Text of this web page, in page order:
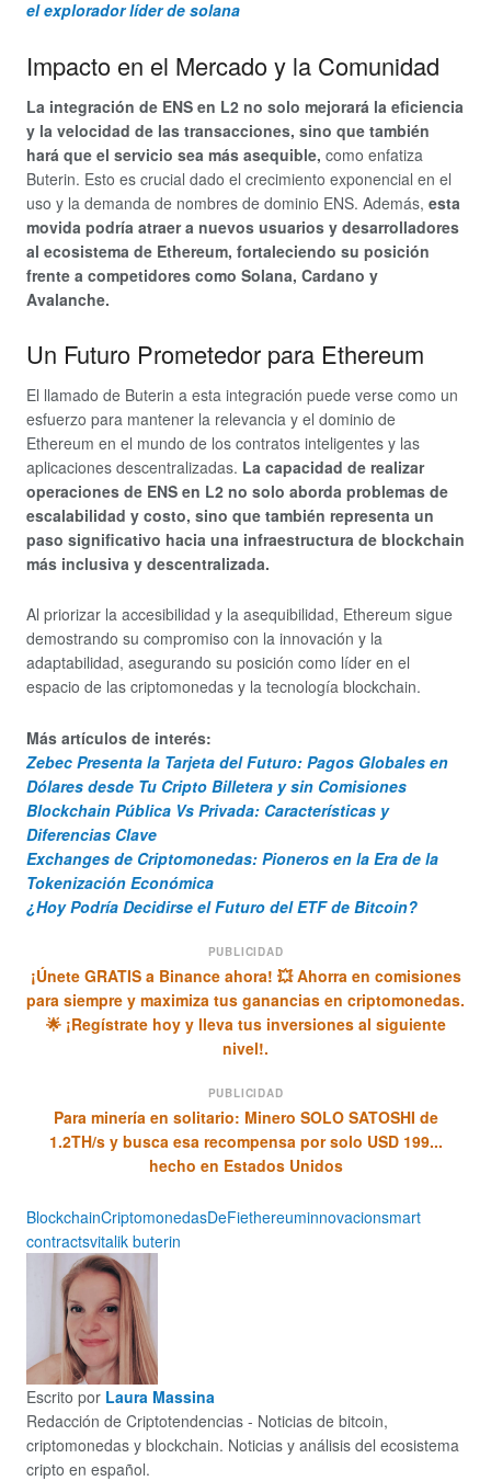
el explorador líder de solana
Impacto en el Mercado y la Comunidad
La integración de ENS en L2 no solo mejorará la eficiencia
y la velocidad de las transacciones, sino que también
hará que el servicio sea más asequible, como enfatiza
Buterin. Esto es crucial dado el crecimiento exponencial en el
uso y la demanda de nombres de dominio ENS. Además, esta
movida podría atraer a nuevos usuarios y desarrolladores
al ecosistema de Ethereum, fortaleciendo su posición
frente a competidores como Solana, Cardano y
Avalanche.
Un Futuro Prometedor para Ethereum
El llamado de Buterin a esta integración puede verse como un
esfuerzo para mantener la relevancia y el dominio de
Ethereum en el mundo de los contratos inteligentes y las
aplicaciones descentralizadas. La capacidad de realizar
operaciones de ENS en L2 no solo aborda problemas de
escalabilidad y costo, sino que también representa un
paso significativo hacia una infraestructura de blockchain
más inclusiva y descentralizada.
Al priorizar la accesibilidad y la asequibilidad, Ethereum sigue
demostrando su compromiso con la innovación y la
adaptabilidad, asegurando su posición como líder en el
espacio de las criptomonedas y la tecnología blockchain.
Más artículos de interés:
Zebec Presenta la Tarjeta del Futuro: Pagos Globales en
Dólares desde Tu Cripto Billetera y sin Comisiones
Blockchain Pública Vs Privada: Características y
Diferencias Clave
Exchanges de Criptomonedas: Pioneros en la Era de la
Tokenización Económica
¿Hoy Podría Decidirse el Futuro del ETF de Bitcoin?
PUBLICIDAD
¡Únete GRATIS a Binance ahora! 💥 Ahorra en comisiones
para siempre y maximiza tus ganancias en criptomonedas.
🌟 ¡Regístrate hoy y lleva tus inversiones al siguiente
nivel!.
PUBLICIDAD
Para minería en solitario: Minero SOLO SATOSHI de
1.2TH/s y busca esa recompensa por solo USD 199...
hecho en Estados Unidos
BlockchainCriptomonedasDeFiethereuminnovacionsmart
contractsvitalik buterin
Escrito por Laura Massina
Redacción de Criptotendencias - Noticias de bitcoin,
criptomonedas y blockchain. Noticias y análisis del ecosistema
cripto en español.